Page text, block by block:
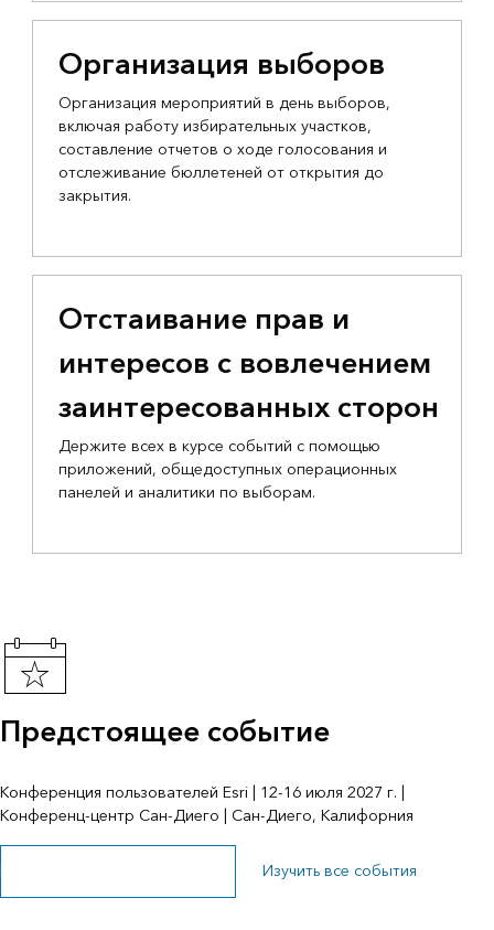
Организация выборов
Организация мероприятий в день выборов,
включая работу избирательных участков,
составление отчетов о ходе голосования и
отслеживание бюллетеней от открытия до
закрытия.
Отстаивание прав и
интересов с вовлечением
заинтересованных сторон
Держите всех в курсе событий с помощью
приложений, общедоступных операционных
панелей и аналитики по выборам.
Предстоящее событие
Конференция пользователей Esri | 12-16 июля 2027 г. |
Конференц-центр Сан-Диего | Сан-Диего, Калифорния
Изучите страницу мероприятия Изучить все события